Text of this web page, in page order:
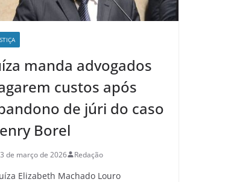
manda advogados
custos após
de júri do caso
Borel
de março de 2026 Redação
Elizabeth Machado Louro